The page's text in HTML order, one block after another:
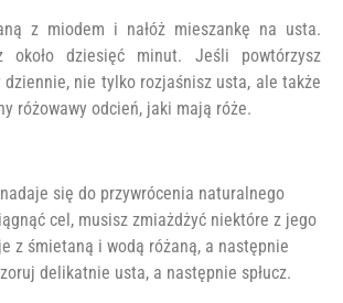
z miodem i nałóż mieszankę na usta.
około dziesięć minut. Jeśli powtórzysz
dziennie, nie tylko rozjaśnisz usta, ale także
różowawy odcień, jaki mają róże.
się do przywrócenia naturalnego
cel, musisz zmiażdżyć niektóre z jego
z śmietaną i wodą różaną, a następnie
delikatnie usta, a następnie spłucz.